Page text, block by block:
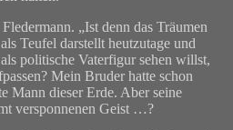
„Ist denn das Träumen
Teufel darstellt heutzutage und
politische Vaterfigur sehen willst,
Mein Bruder hatte schon
Mann dieser Erde. Aber seine
versponnenen Geist …?